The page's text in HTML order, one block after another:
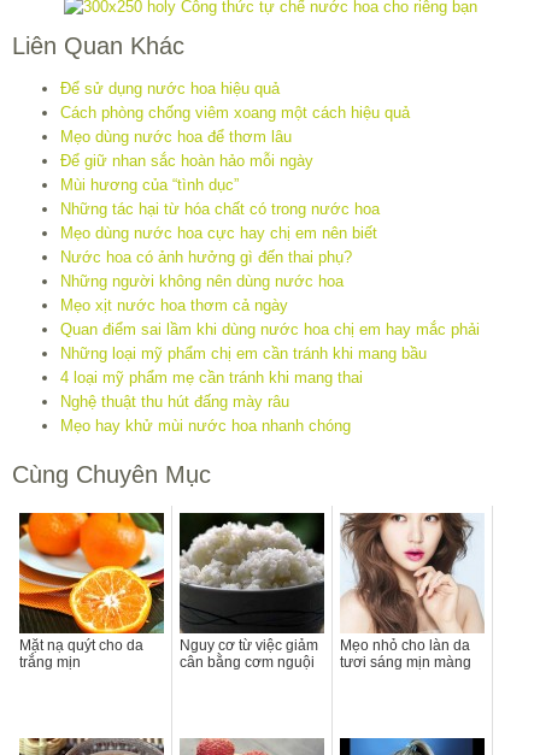
Liên Quan Khác
Để sử dụng nước hoa hiệu quả
Cách phòng chống viêm xoang một cách hiệu quả
Mẹo dùng nước hoa để thơm lâu
Để giữ nhan sắc hoàn hảo mỗi ngày
Mùi hương của “tình dục”
Những tác hại từ hóa chất có trong nước hoa
Mẹo dùng nước hoa cực hay chị em nên biết
Nước hoa có ảnh hưởng gì đến thai phụ?
Những người không nên dùng nước hoa
Mẹo xịt nước hoa thơm cả ngày
Quan điểm sai lầm khi dùng nước hoa chị em hay mắc phải
Những loại mỹ phẩm chị em cần tránh khi mang bầu
4 loại mỹ phẩm mẹ cần tránh khi mang thai
Nghệ thuật thu hút đấng mày râu
Mẹo hay khử mùi nước hoa nhanh chóng
Cùng Chuyên Mục
Mặt nạ quýt cho da
trắng mịn
Nguy cơ từ việc giảm
cân bằng cơm nguội
Mẹo nhỏ cho làn da
tươi sáng mịn màng